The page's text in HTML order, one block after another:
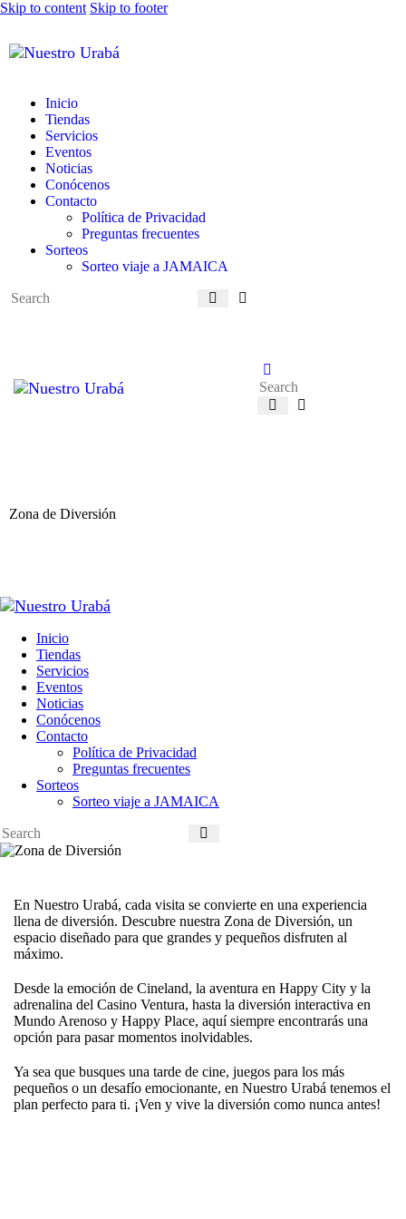
Skip to content Skip to footer
Inicio
Tiendas
Servicios
Eventos
Noticias
Conócenos
Contacto
Política de Privacidad
Preguntas frecuentes
Sorteos
Sorteo viaje a JAMAICA
Zona de Diversión
Inicio
Tiendas
Servicios
Eventos
Noticias
Conócenos
Contacto
Política de Privacidad
Preguntas frecuentes
Sorteos
Sorteo viaje a JAMAICA
En Nuestro Urabá, cada visita se convierte en una experiencia
llena de diversión. Descubre nuestra Zona de Diversión, un
espacio diseñado para que grandes y pequeños disfruten al
máximo.
Desde la emoción de Cineland, la aventura en Happy City y la
adrenalina del Casino Ventura, hasta la diversión interactiva en
Mundo Arenoso y Happy Place, aquí siempre encontrarás una
opción para pasar momentos inolvidables.
Ya sea que busques una tarde de cine, juegos para los más
pequeños o un desafío emocionante, en Nuestro Urabá tenemos el
plan perfecto para ti. ¡Ven y vive la diversión como nunca antes!